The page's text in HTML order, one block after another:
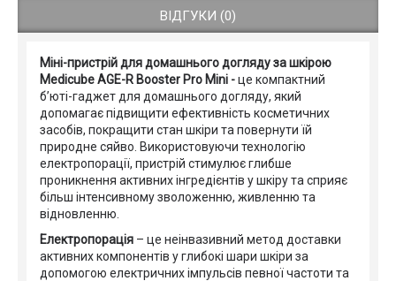
ВІДГУКИ (0)
Міні-пристрій для домашнього догляду за шкірою
Medicube AGE-R Booster Pro Mini -це компактний
б’юті-гаджет для домашнього догляду, який
допомагає підвищити ефективність косметичних
засобів, покращити стан шкіри та повернути їй
природне сяйво. Використовуючи технологію
електропорації, пристрій стимулює глибше
проникнення активних інгредієнтів у шкіру та сприяє
більш інтенсивному зволоженню, живленню та
відновленню.
Електропорація – це неінвазивний метод доставки
активних компонентів у глибокі шари шкіри за
допомогою електричних імпульсів певної частоти та